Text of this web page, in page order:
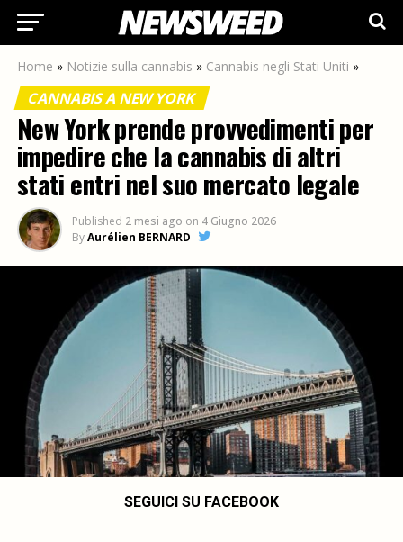
Home » Notizie sulla cannabis » Cannabis negli Stati Uniti »
CANNABIS A NEW YORK
New York prende provvedimenti per
impedire che la cannabis di altri
stati entri nel suo mercato legale
Published 2 mesi ago on 4 Giugno 2026
ByAurélien BERNARD
SEGUICI SU FACEBOOK